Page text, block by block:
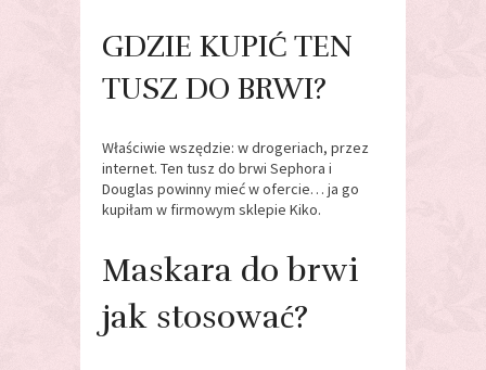
GDZIE KUPIĆ TEN
TUSZ DO BRWI?
Właściwie wszędzie: w drogeriach, przez
internet. Ten tusz do brwi Sephora i
Douglas powinny mieć w ofercie… ja go
kupiłam w firmowym sklepie Kiko.
Maskara do brwi
jak stosować?